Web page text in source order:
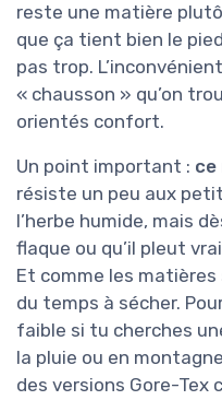
reste une matière
que ça tient bien le
pas trop.
« chausson » qu’on
orientés confort.
Un point important : ce
résiste un peu aux
l’herbe humide, mais
flaque ou qu’il pleut
Et comme les
du temps à sécher.
faible si tu cherches
la pluie ou en
des versions Gore-Tex